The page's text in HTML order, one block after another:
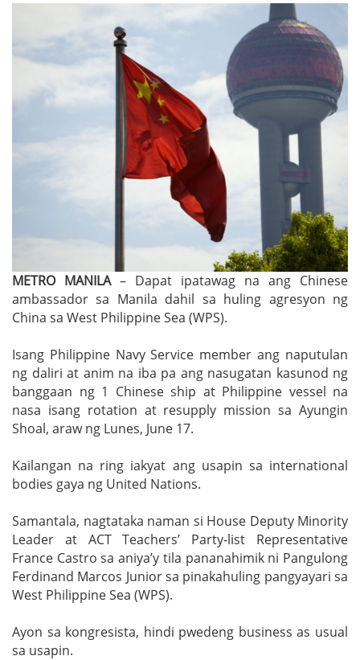
METRO MANILA – Dapat ipatawag na ang Chinese
ambassador sa Manila dahil sa huling agresyon ng
China sa West Philippine Sea (WPS).
Isang Philippine Navy Service member ang naputulan
ng daliri at anim na iba pa ang nasugatan kasunod ng
banggaan ng 1 Chinese ship at Philippine vessel na
nasa isang rotation at resupply mission sa Ayungin
Shoal, araw ng Lunes, June 17.
Kailangan na ring iakyat ang usapin sa international
bodies gaya ng United Nations.
Samantala, nagtataka naman si House Deputy Minority
Leader at ACT Teachers’ Party-list Representative
France Castro sa aniya’y tila pananahimik ni Pangulong
Ferdinand Marcos Junior sa pinakahuling pangyayari sa
West Philippine Sea (WPS).
Ayon sa kongresista, hindi pwedeng business as usual
sa usapin.